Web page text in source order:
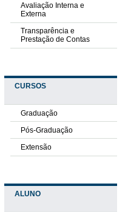
Avaliação Interna e
Externa
Transparência e
Prestação de Contas
CURSOS
Graduação
Pós-Graduação
Extensão
ALUNO